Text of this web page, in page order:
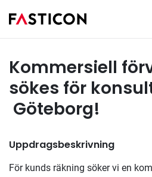
Tillsatta uppdrag Kommersiell
Kommersiell
sökes för
Göteborg!
Uppdragsbeskrivning
För kunds räkning söker vi en